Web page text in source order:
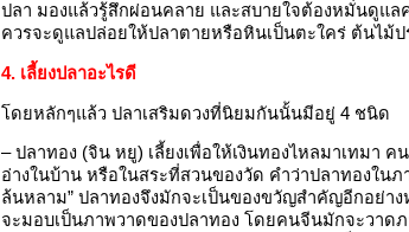
ปลา มองแล้วรู้สึกผ่อนคลาย และสบายใจต้องหมั่นดูแ
ควรจะดูแลปล่อยให้ปลาตายหรือหินเป็นตะใคร่ ต้นไม้
4. เลี้ยงปลาอะไรดี
โดยหลักๆแล้ว ปลาเสริมดวงที่นิยมกันนั้นมีอยู่ 4 ชนิด
– ปลาทอง (จิน หยู) เลี้ยงเพื่อให้เงินทองไหลมาเทมา
อ่างในบ้าน หรือในสระที่สวนของวัด คำว่าปลาทองใน
ล้นหลาม” ปลาทองจึงมักจะเป็นของขวัญสำคัญอีกอย่า
จะมอบเป็นภาพวาดของปลาทอง โดยคนจีนมักจะวาด